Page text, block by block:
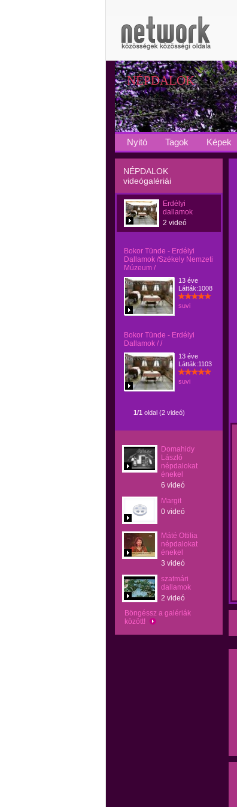
NÉPDALOK
Nyitó Tagok Képek
NÉPDALOK
videógalériái
Erdélyi
dallamok
2 videó
Bokor Tünde - Erdélyi
Dallamok /Székely Nemzeti
Múzeum /
13 éve
Látták:1008
suvi
Bokor Tünde - Erdélyi
Dallamok / /
13 éve
Látták:1103
suvi
1/1 oldal (2 videó)
Domahidy
László
népdalokat
énekel
6 videó
Margit
0 videó
Máté Ottilia
népdalokat
énekel
3 videó
szatmári
dallamok
2 videó
Böngéssz a galériák
között!